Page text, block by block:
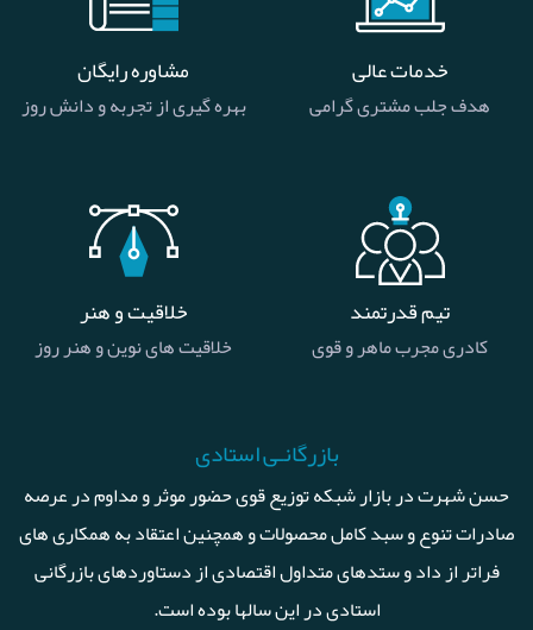
خدمات عالی
هدف جلب مشتری گرامی
مشاوره رایگان
بهره گیری از تجربه و دانش روز
تیم قدرتمند
کادری مجرب ماهر و قوی
خلاقیت و هنر
خلاقیت های نوین و هنر روز
بازرگانـی استادی
حسن شهرت در بازار شبکه توزیع قوی حضور موثر و مداوم در عرصه
صادرات تنوع و سبد کامل محصولات و همچنین اعتقاد به همکاری های
فراتر از داد و ستدهای متداول اقتصادی از دستاوردهای بازرگانی
استادی در این سالها بوده است.